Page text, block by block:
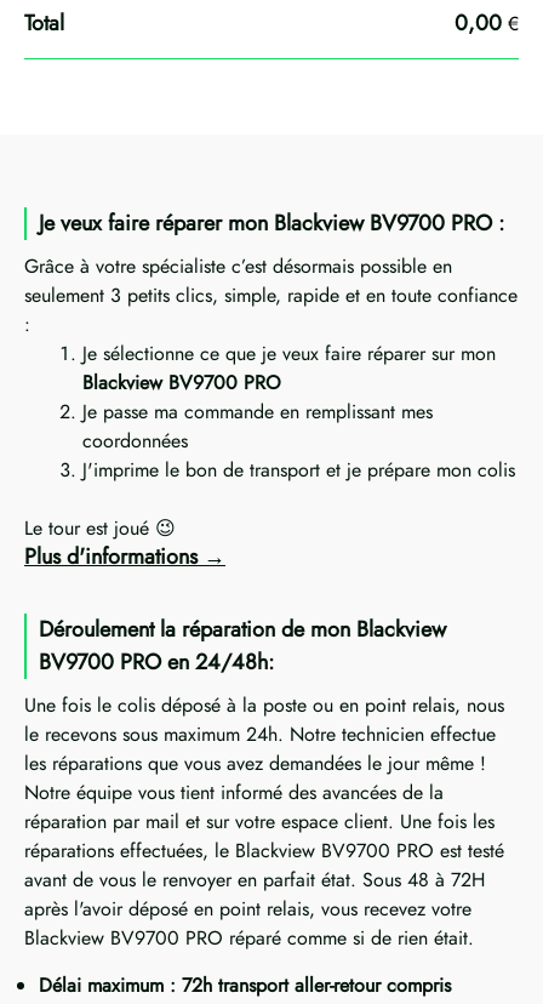
0,00 €
Je veux faire réparer mon Blackview BV9700 PRO :
Grâce à votre spécialiste c’est désormais possible en
seulement 3 petits clics, simple, rapide et en toute confiance
:
Je sélectionne ce que je veux faire réparer sur mon
Blackview BV9700 PRO
Je passe ma commande en remplissant mes
coordonnées
J'imprime le bon de transport et je prépare mon colis
Le tour est joué 😉
Plus d'informations
Déroulement la réparation de mon Blackview
BV9700 PRO en 24/48h:
Une fois le colis déposé à la poste ou en point relais, nous
le recevons sous maximum 24h. Notre technicien effectue
les réparations que vous avez demandées le jour même !
Notre équipe vous tient informé des avancées de la
réparation par mail et sur votre espace client. Une fois les
réparations effectuées, le Blackview BV9700 PRO est testé
avant de vous le renvoyer en parfait état. Sous 48 à 72H
après l'avoir déposé en point relais, vous recevez votre
Blackview BV9700 PRO réparé comme si de rien était.
Délai maximum : 72h transport aller-retour compris